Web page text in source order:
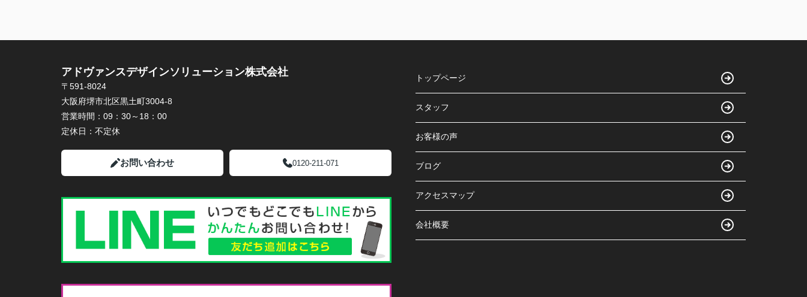
アドヴァンスデザインソリューション株式会社
〒591-8024
大阪府堺市北区黒土町3004-8
営業時間： 09：30～18：00
定休日： 不定休
お問い合わせ 0120-211-071
トップページ
スタッフ
お客様の声
ブログ
アクセスマップ
会社概要